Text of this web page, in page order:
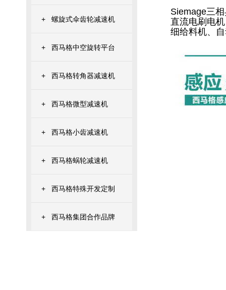
+ 螺旋式伞齿轮减速机
+ 西马格中空旋转平台
+ 西马格转角器减速机
+ 西马格微型减速机
+ 西马格小齿减速机
+ 西马格蜗轮减速机
+ 西马格特殊开发定制
+ 西马格集团合作品牌
Siemage三
直流电刷电
细给料机、